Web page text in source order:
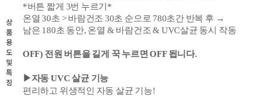
상
품
용
도
및
특
징
*버튼 짧게 3번 누르기*
온열 30초 >바람건조 30초 순으로 780초간 반복 후 →
남은 180초 동안, 온열 & 바람건조& UVC살균 동시 작동
OFF) 전원 버튼을 길게 꾹 누르면 OFF 됩니다.
▶자동UVC살균 기능
편리하고 위생적인 자동 살균 기능!